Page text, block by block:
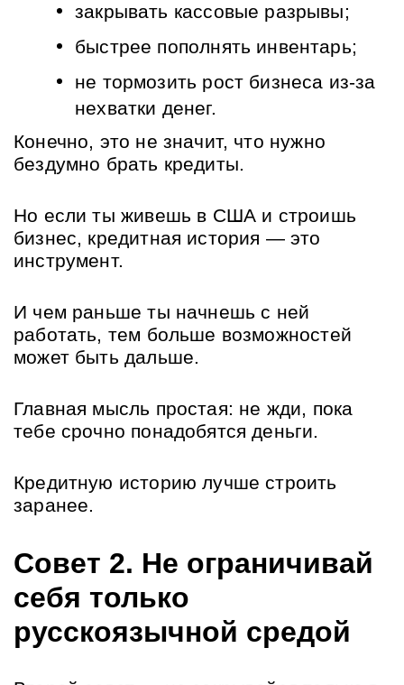
закрывать кассовые разрывы;
быстрее пополнять инвентарь;
не тормозить рост бизнеса из-за
нехватки денег.
Конечно, это не значит, что нужно
бездумно брать кредиты.
Но если ты живешь в США и строишь
бизнес, кредитная история — это
инструмент.
И чем раньше ты начнешь с ней
работать, тем больше возможностей
может быть дальше.
Главная мысль простая: не жди, пока
тебе срочно понадобятся деньги.
Кредитную историю лучше строить
заранее.
Совет 2. Не ограничивай
себя только
русскоязычной средой